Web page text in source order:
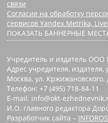
связи
Согласие на обработку
сервисов Yandex.Metrika,
ПОКАЗАТЬ БАННЕРНЫЕ
Учредитель и издатель ООО
Адрес учредителя, издателя,
Москва, ул. Кржижановского,
Телефон: +7 (495) 718-84-11
E-mail: info@okt-
И.О. главного редактора
Разработчик сайта – INFOROS